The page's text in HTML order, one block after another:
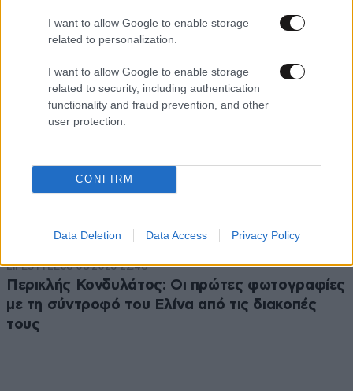
I want to allow Google to enable storage
related to personalization.
I want to allow Google to enable storage
related to security, including authentication
functionality and fraud prevention, and other
user protection.
CONFIRM
Data Deletion Data Access Privacy Policy
LIFESTYLE08·08·2026 22:48
Περικλής Κονδυλάτος: Οι πρώτες φωτογραφίες
με τη σύντροφό του Ελίνα από τις διακοπές
τους